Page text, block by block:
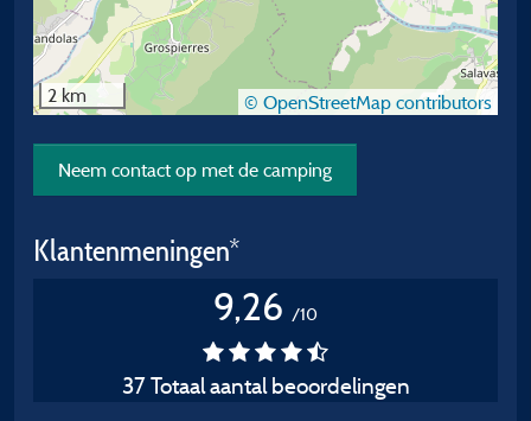
2 km © OpenStreetMap contributors
Neem contact op met de camping
Klantenmeningen*
9,26 /10
37 Totaal aantal beoordelingen